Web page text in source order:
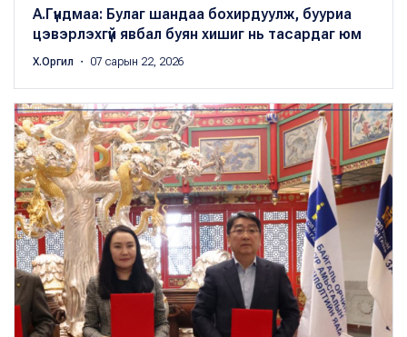
А.Гүндмаа: Булаг шандаа бохирдуулж, бууриа
цэвэрлэхгүй явбал буян хишиг нь тасардаг юм
Х.Оргил ・ 07 сарын 22, 2026